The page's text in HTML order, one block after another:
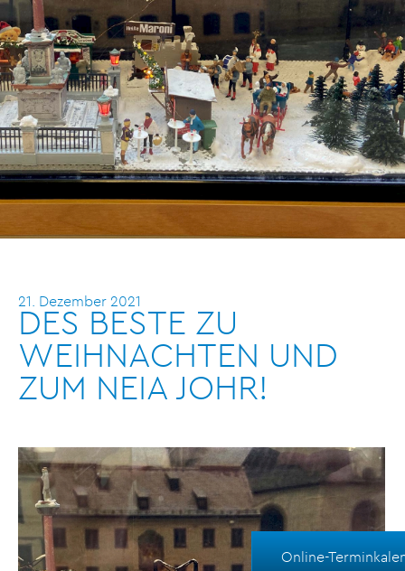
Online-
21. Dezember 2021
DES BESTE ZU
WEIHNACHTEN UND
ZUM NEIA JOHR!